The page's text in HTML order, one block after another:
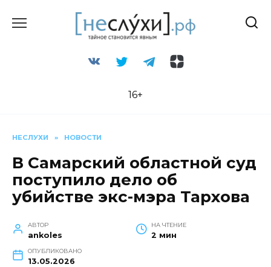
16+
НЕСЛУХИ » НОВОСТИ
В Самарский областной суд
поступило дело об
убийстве экс-мэра Тархова
АВТОР
ankoles
НА ЧТЕНИЕ
2 мин
ОПУБЛИКОВАНО
13.05.2026